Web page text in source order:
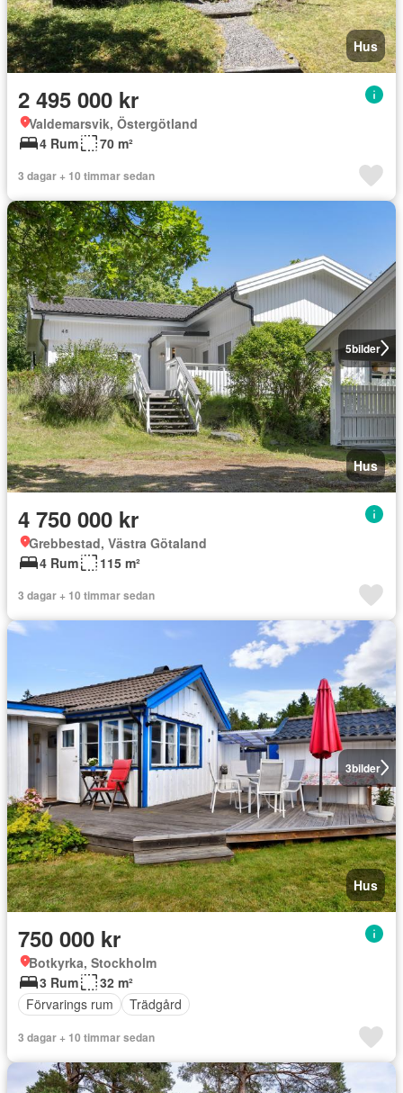
Hus
2 495 000 kr
Valdemarsvik, Östergötland
4 Rum
70 m²
3 dagar + 10 timmar sedan
5bilder
Hus
4 750 000 kr
Grebbestad, Västra Götaland
4 Rum
115 m²
3 dagar + 10 timmar sedan
3bilder
Hus
750 000 kr
Botkyrka, Stockholm
3 Rum
32 m²
Förvarings rum
Trädgård
3 dagar + 10 timmar sedan